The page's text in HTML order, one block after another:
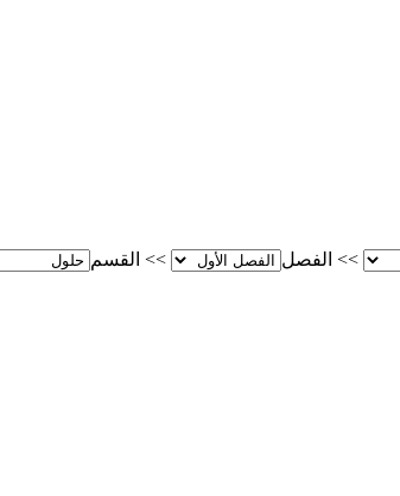
>> الفصل >> القسم